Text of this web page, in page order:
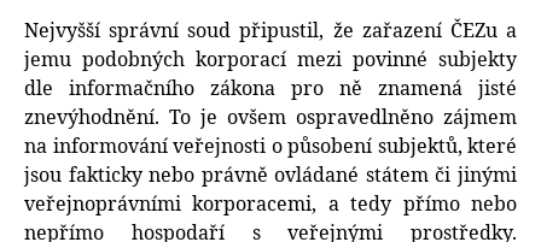
Nejvyšší správní soud připustil, že zařazení ČEZu a
jemu podobných korporací mezi povinné subjekty
dle informačního zákona pro ně znamená jisté
znevýhodnění. To je ovšem ospravedlněno zájmem
na informování veřejnosti o působení subjektů, které
jsou fakticky nebo právně ovládané státem či jinými
veřejnoprávními korporacemi, a tedy přímo nebo
nepřímo hospodaří s veřejnými prostředky.